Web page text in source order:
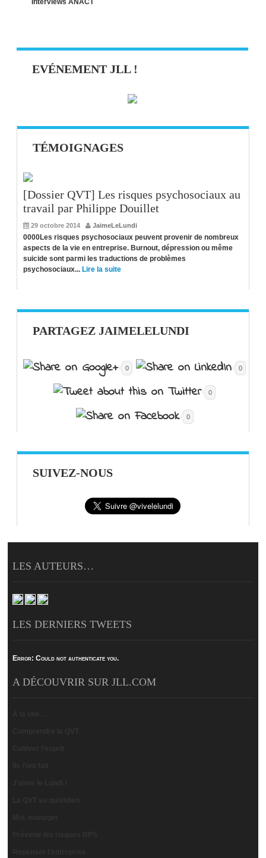
Interviews ANACT
EVÉNEMENT JLL !
TÉMOIGNAGES
[Dossier QVT] Les risques psychosociaux au
travail par Philippe Douillet
29 octobre 2014 JaimeLeLundi
0000Les risques psychosociaux peuvent provenir de nombreux
aspects de la vie en entreprise. Burnout, dépression ou même
suicide sont parmi les traductions de problèmes
psychosociaux... Lire la suite
PARTAGEZ JAIMELELUNDI
0 0
0
0
SUIVEZ-NOUS
LES AUTEURS…
LES DERNIERS TWEETS
Error: Could not authenticate you.
A DÉCOUVRIR SUR JLL.COM